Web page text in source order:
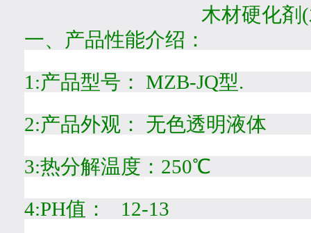
木材硬化剤 (
一、产品性能介绍：
1:产品型号： MZB-JQ型.
2:产品外观：
无色透明液体
3:热分解温度： 250℃
4:PH值：
12-13